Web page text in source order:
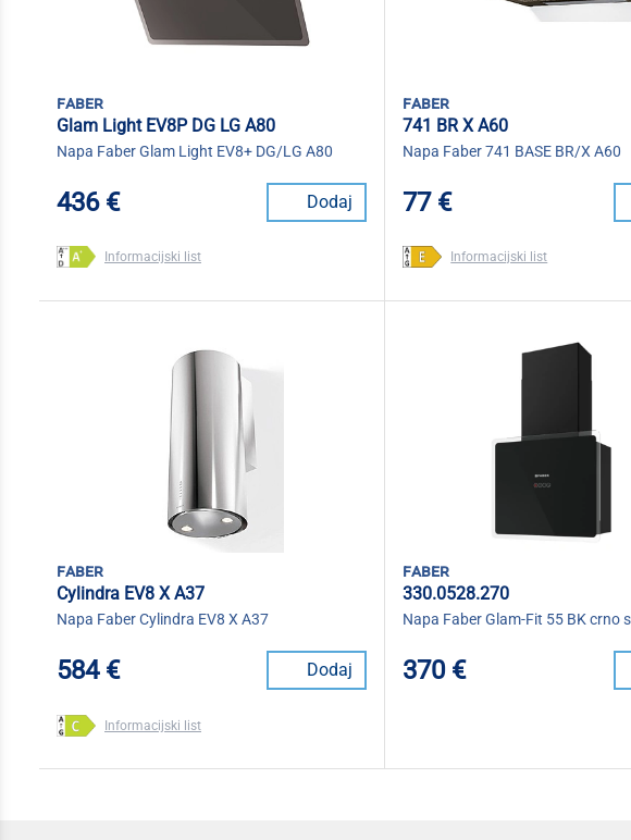
faber
Glam Light EV8P DG LG A80
Napa Faber Glam Light EV8+ DG/LG A80
436 € Dodaj
Informacijski list
faber
741 BR X A60
Napa Faber 741 BASE BR/X A60
77 €
Informacijski list
faber
Cylindra EV8 X A37
Napa Faber Cylindra EV8 X A37
584 € Dodaj
Informacijski list
faber
330.0528.270
Napa Faber Glam-Fit 55 BK crno
370 €